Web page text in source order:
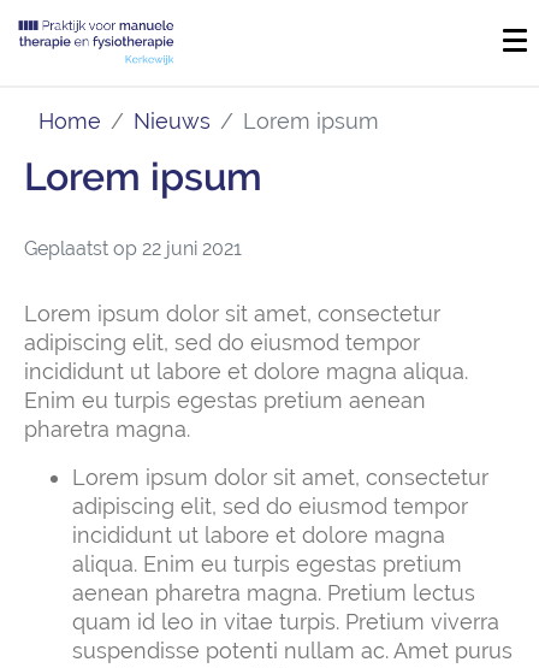
Home Nieuws Lorem ipsum
Lorem ipsum
Geplaatst op 22 juni 2021
Lorem ipsum dolor sit amet, consectetur
adipiscing elit, sed do eiusmod tempor
incididunt ut labore et dolore magna aliqua.
Enim eu turpis egestas pretium aenean
pharetra magna.
Lorem ipsum dolor sit amet, consectetur
adipiscing elit, sed do eiusmod tempor
incididunt ut labore et dolore magna
aliqua. Enim eu turpis egestas pretium
aenean pharetra magna. Pretium lectus
quam id leo in vitae turpis. Pretium viverra
suspendisse potenti nullam ac. Amet purus